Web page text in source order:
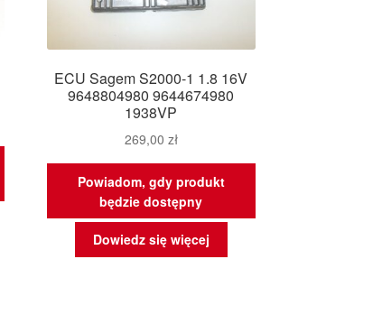
ECU Sagem S2000-1 1.8 16V
9648804980 9644674980
1938VP
269,00 zł
Powiadom, gdy produkt
będzie dostępny
Dowiedz się więcej